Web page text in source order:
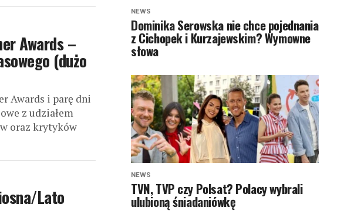
Awards –
(dużo
Awards i parę dni
z udziałem
oraz krytyków
Lato
NEWS
Dominika Serowska nie chce pojednania
z Cichopek i Kurzajewskim? Wymowne
słowa
NEWS
TVN, TVP czy Polsat? Polacy wybrali
ulubioną śniadaniówkę